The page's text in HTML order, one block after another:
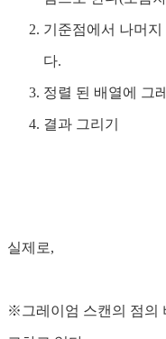
기준점에서 나머
다.
정렬 된 배열에 그
결과 그리기
실제로,
※그레이엄 스캔의 점의